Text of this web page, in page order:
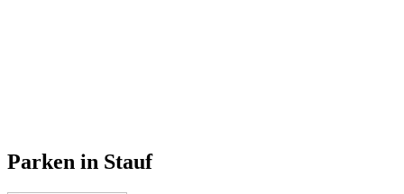
Parken in Stauf